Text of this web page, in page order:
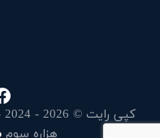
هزاره سوم